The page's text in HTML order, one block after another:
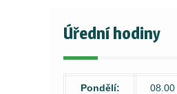
Úřední hodiny
Pondělí: 08.00